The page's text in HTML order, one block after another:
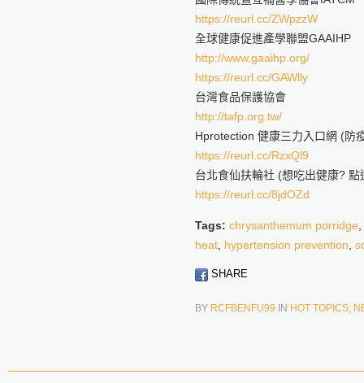
https://reurl.cc/ZWpzzW
全球健康促進產學聯盟GAAIHP
http://www.gaaihp.org/
https://reurl.cc/GAWlly
台灣食品保護協會
http://tafp.org.tw/
Hprotection 健康三力入口網 (防
https://reurl.cc/RzxQl9
台北食仙扶輪社 (想吃出健康? 點
https://reurl.cc/8jdOZd
Tags: chrysanthemum porridge
heat hypertension prevention
SHARE
BY RCFBENFU99 IN HOT TOPICS,